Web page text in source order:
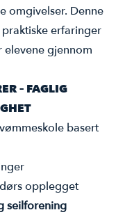
omgivelser. Denne
erfaringer
gjennom
– FAGLIG
basert
opplegget
seilforening